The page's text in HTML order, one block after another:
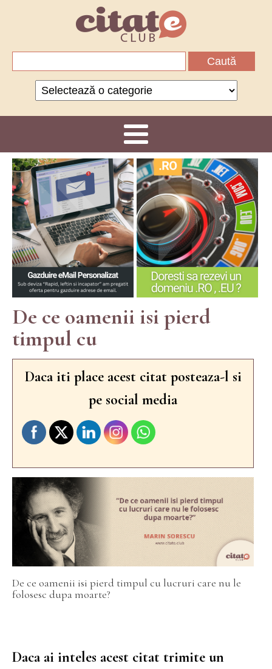
Categorii
De ce oamenii isi pierd
timpul cu
Daca iti place acest citat posteaza-l si
pe social media
De ce oamenii isi pierd timpul cu lucruri care nu le
folosesc dupa moarte?
Daca ai inteles acest citat trimite un